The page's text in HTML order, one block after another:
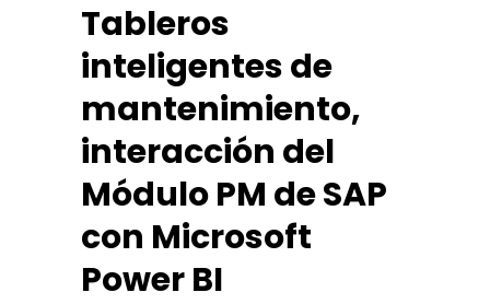
Tableros
inteligentes de
mantenimiento,
interacción del
Módulo PM de SAP
con Microsoft
Power BI